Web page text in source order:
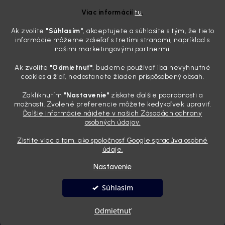
Viac informáciítu.
Ak zvolíte "Súhlasím", akceptujete a súhlasíte s tým, že tieto
informácie môžeme zdieľať s tretími stranami, napríklad s
našimi marketingovými partnermi.
Ak zvolíte "Odmietnuť", budeme používať iba nevyhnutné
cookies a žiaľ, nedostanete žiaden prispôsobený obsah.
Zakliknutím "Nastavenie" získate ďalšie podrobnosti a
možnosti. Zvolené preferencie môžete kedykoľvek upraviť.
Ďalšie informácie nájdete v našich Zásadách ochrany
osobných údajov.
Zistite viac o tom, ako spoločnosť Google spracúva osobné
údaje.
Nastavenie
Odmietnuť
Súhlasím
Poznáte ten moment. Vonku svieti slnko, vy sedíte v čerstvo
„upratanom“ aute, no pri pohľade na palubnú dosku vás ide poraziť. V
mriežkach ventilácie, okolo tlačidiel a v švíkoch sedačiek na vás stále
drzo pozerá prach. Handra ani vysávač tam jednodu...
Detailing nemusí stáť výplatu: 5 kúskov autokozmetiky,
31.7.2026
Sobotné ráno, káva v ruke a pred vami zaprášená kapota. Pre
niekoho nuda, pre nás najlepší relax. Lenže keď si v košíku spočítate
pokaziť náladu. Dobrá správa je, že aj profi výbava ...
Vytvoril Shoptet
nastavenie cookies